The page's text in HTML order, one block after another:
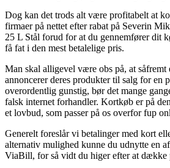
Dog kan det trods alt være profitabelt at
firmaer på nettet efter rabat på Severin
25 L Stål forud for at du gennemfører dit
få fat i den mest betalelige pris.
Man skal alligevel være obs på, at såfremt
annoncerer deres produkter til salg for en
overordentlig gunstig, bør det mange
falsk internet forhandler. Kortkøb er på
et lovbud, som passer på os overfor fup
Generelt foreslår vi betalinger med kort
alternativ mulighed kunne du udnytte en
ViaBill, for så vidt du higer efter at dække